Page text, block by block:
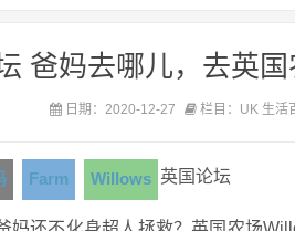
爸妈去哪儿，去英
日期：2020-12-27 栏目：UK 生活
Farm Willows 英国论坛